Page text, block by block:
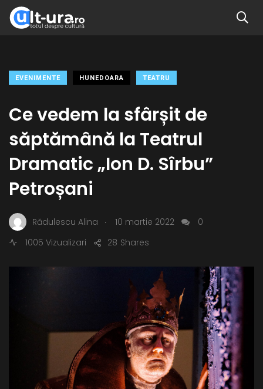
EVENIMENTE HUNEDOARA TEATRU
Ce vedem la sfârșit de
săptămână la Teatrul
Dramatic „Ion D. Sîrbu”
Petroșani
Rădulescu Alina . 10 martie 2022
0
1005 Vizualizari
Shares
28